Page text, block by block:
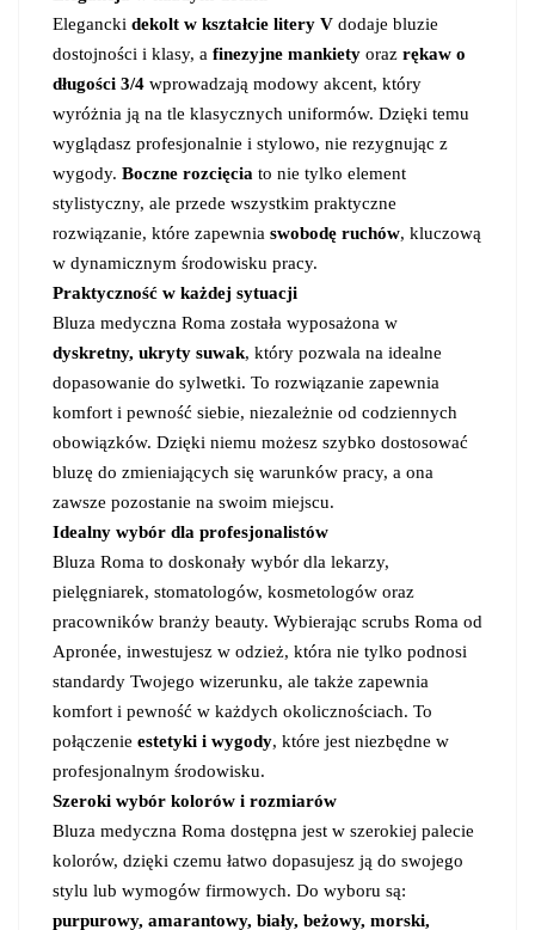
Elegancki dekolt w kształcie litery V dodaje bluzie
dostojności i klasy, a finezyjne mankiety oraz rękaw o
długości 3/4 wprowadzają modowy akcent, który
wyróżnia ją na tle klasycznych uniformów. Dzięki temu
wyglądasz profesjonalnie i stylowo, nie rezygnując z
wygody. Boczne rozcięcia to nie tylko element
stylistyczny, ale przede wszystkim praktyczne
rozwiązanie, które zapewnia swobodę ruchów, kluczową
w dynamicznym środowisku pracy.
Praktyczność w każdej sytuacji
Bluza medyczna Roma została wyposażona w
dyskretny, ukryty suwak, który pozwala na idealne
dopasowanie do sylwetki. To rozwiązanie zapewnia
komfort i pewność siebie, niezależnie od codziennych
obowiązków. Dzięki niemu możesz szybko dostosować
bluzę do zmieniających się warunków pracy, a ona
zawsze pozostanie na swoim miejscu.
Idealny wybór dla profesjonalistów
Bluza Roma to doskonały wybór dla lekarzy,
pielęgniarek, stomatologów, kosmetologów oraz
pracowników branży beauty. Wybierając scrubs Roma od
Apronée, inwestujesz w odzież, która nie tylko podnosi
standardy Twojego wizerunku, ale także zapewnia
komfort i pewność w każdych okolicznościach. To
połączenie estetyki i wygody, które jest niezbędne w
profesjonalnym środowisku.
Szeroki wybór kolorów i rozmiarów
Bluza medyczna Roma dostępna jest w szerokiej palecie
kolorów, dzięki czemu łatwo dopasujesz ją do swojego
stylu lub wymogów firmowych. Do wyboru są:
purpurowy, amarantowy, biały, beżowy, morski,